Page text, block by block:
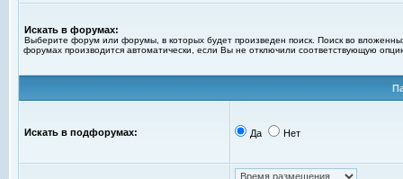
Искать в форумах:
Выберите форум или форумы, в которых будет произведен поиск. Поиск во
форумах производится автоматически, если Вы не отключили соответствующую
Искать в подфорумах: Да Нет